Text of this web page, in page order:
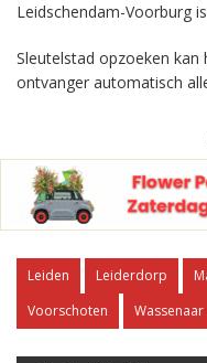
Leidschendam-Voorburg
Sleutelstad opzoeken
ontvanger automatisch
Leiden Leiderdorp
Voorschoten
Wassenaar